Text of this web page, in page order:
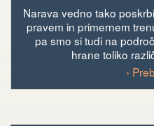
Narava vedno tako
pravem in primernem
pa smo si tudi na
hrane toliko
›